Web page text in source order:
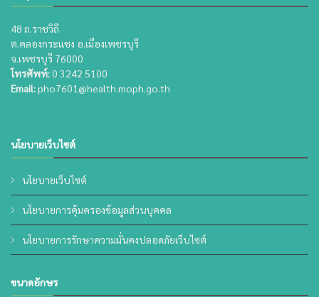
48 ถ.ราชวิถี
ต.คลองกระแชง อ.เมืองเพชรบุรี
จ.เพชรบุรี 76000
โทรศัพท์:0 3242 5100
Email:pho7601@health.moph.go.th
นโยบายเว็บไซต์
นโยบายเว็บไซต์
นโยบายการคุ้มครองข้อมูลส่วนบุคคล
นโยบายการรักษาความมั่นคงปลอดภัยเว็บไซต์
ขนาดอักษร